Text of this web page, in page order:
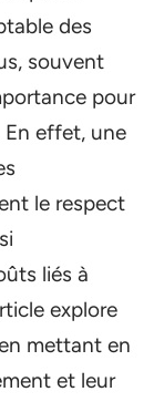
des
souvent
pour
En effet, une
le respect
liés à
explore
mettant en
et leur